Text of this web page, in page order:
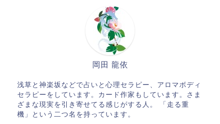
岡田 龍依
浅草と神楽坂などで占いと心理セラピー、アロマボディ
セラピーをしています。カード作家もしています。さま
ざまな現実を引き寄せてる感じがする人。 「走る重
機」という二つ名を持っています。